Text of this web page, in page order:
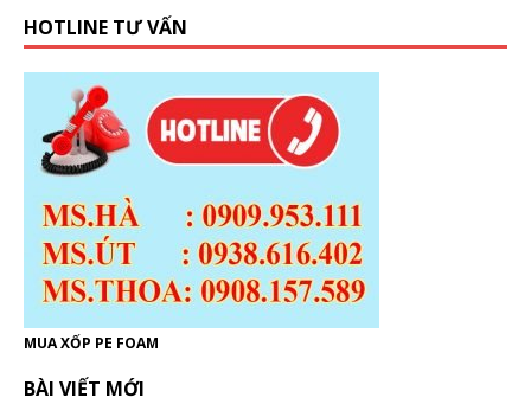
HOTLINE TƯ VẤN
MUA XỐP PE FOAM
BÀI VIẾT MỚI